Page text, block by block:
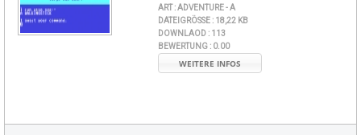
ART :ADVENTURE - A
DATEIGRÖSSE : 18,22 KB
DOWNLAOD : 113
BEWERTUNG : 0.00
WEITERE INFOS